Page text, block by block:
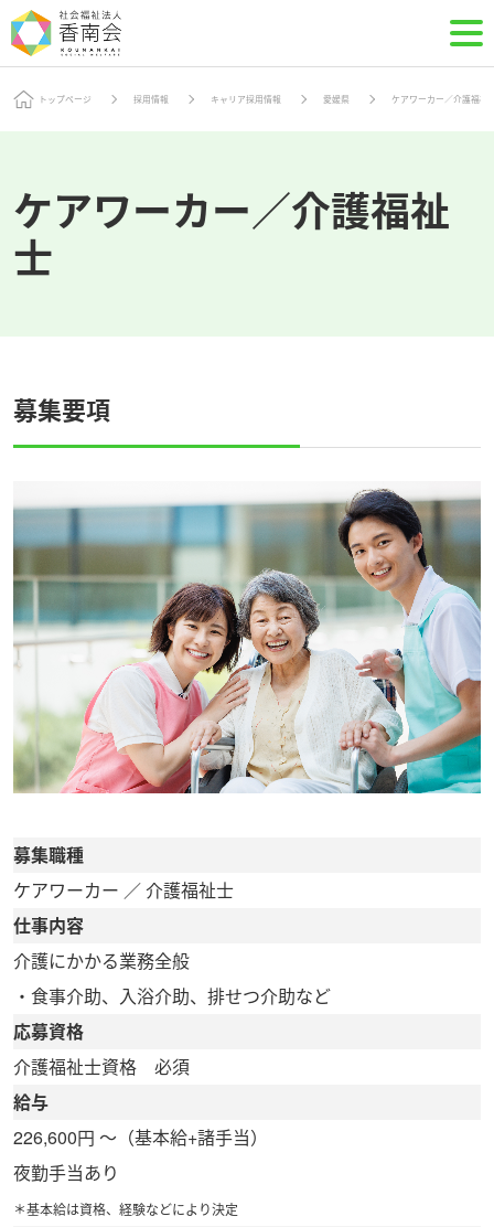
トップページ 採用情報 キャリア採用情報 愛媛県 ケアワーカー／介護福祉
ケアワーカー／介護福祉
士
募集要項
募集職種
ケアワーカー ／ 介護福祉士
仕事内容
介護にかかる業務全般
・食事介助、入浴介助、排せつ介助など
応募資格
介護福祉士資格 必須
給与
226,600円 ～（基本給+諸手当）
夜勤手当あり
＊基本給は資格、経験などにより決定